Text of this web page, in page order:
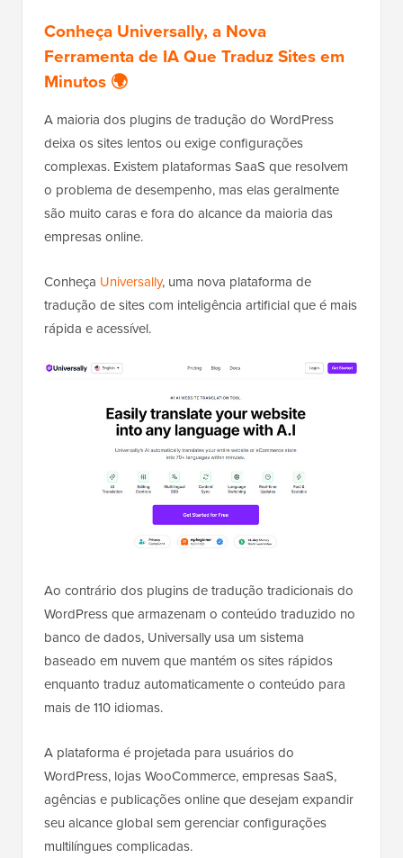
Conheça Universally, a Nova
Ferramenta de IA Que Traduz Sites em
Minutos 🌍
A maioria dos plugins de tradução do WordPress
deixa os sites lentos ou exige configurações
complexas. Existem plataformas SaaS que resolvem
o problema de desempenho, mas elas geralmente
são muito caras e fora do alcance da maioria das
empresas online.
Conheça Universally, uma nova plataforma de
tradução de sites com inteligência artificial que é mais
rápida e acessível.
Ao contrário dos plugins de tradução tradicionais do
WordPress que armazenam o conteúdo traduzido no
banco de dados, Universally usa um sistema
baseado em nuvem que mantém os sites rápidos
enquanto traduz automaticamente o conteúdo para
mais de 110 idiomas.
A plataforma é projetada para usuários do
WordPress, lojas WooCommerce, empresas SaaS,
agências e publicações online que desejam expandir
seu alcance global sem gerenciar configurações
multilíngues complicadas.